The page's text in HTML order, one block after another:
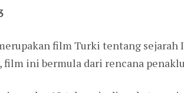
film Turki tentang
film ini bermula dari rencana